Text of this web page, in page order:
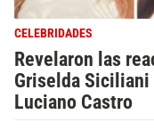
CELEBRIDADES
Revelaron las
Griselda
Luciano Castro